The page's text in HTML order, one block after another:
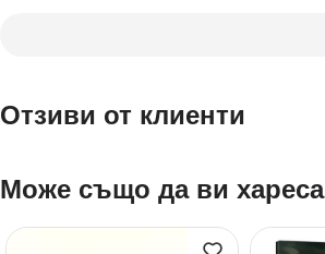
Отзиви от клиенти
Може също да ви хареса